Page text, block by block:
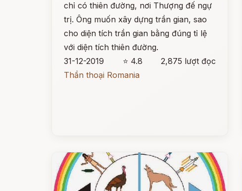
chỉ có thiên đường, nơi Thượng đế ngự
trị. Ông muốn xây dựng trần gian, sao
cho diện tích trần gian bằng đúng tỉ lệ
với diện tích thiên đường.
31-12-2019
⭐ 4.8
2,875 lượt đọc
Thần thoại Romania